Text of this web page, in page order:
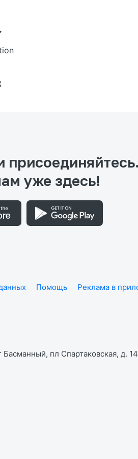
присоединяйтесь.
уже здесь!
Помощь Реклама в
пл Спартаковская, д.